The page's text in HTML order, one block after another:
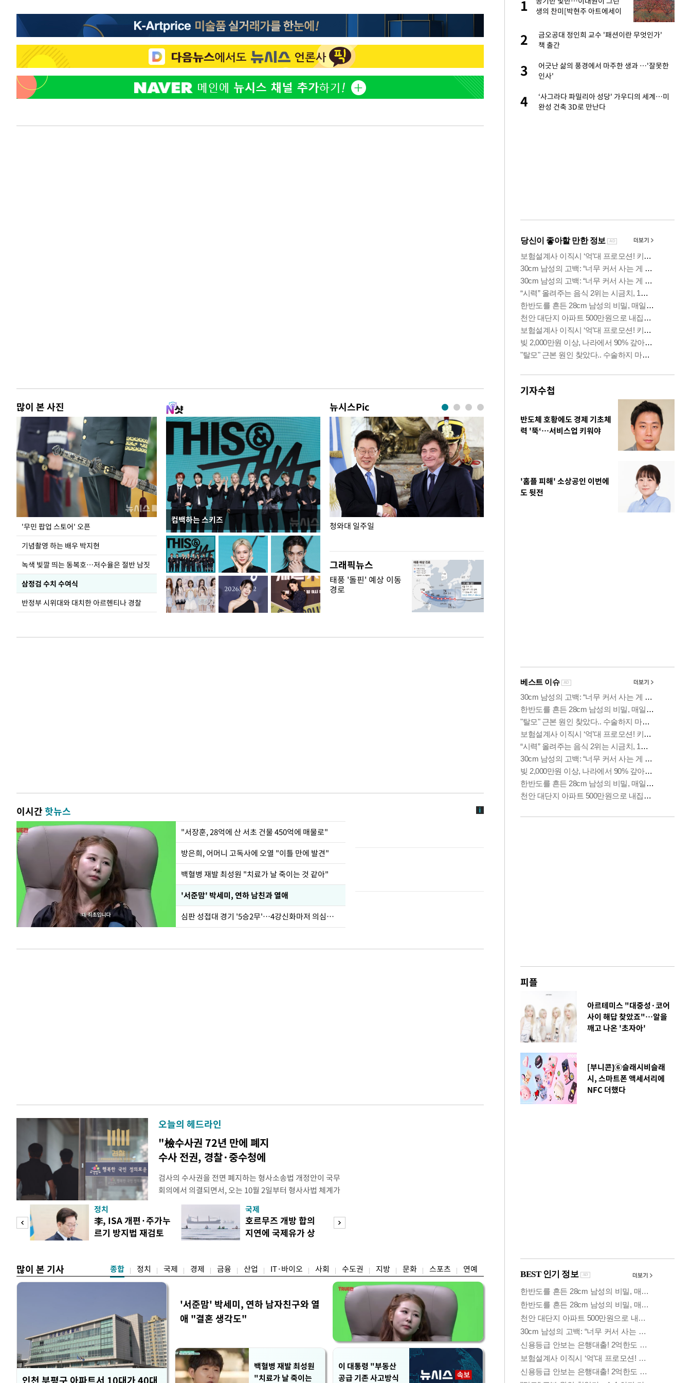
많이 본 사진
'무민 팝업 스토어' 오픈
기념촬영 하는 배우 박지현
녹색 빛깔 띄는 동복호…저수율은 절반 남짓
삼정검 수치 수여식
반정부 시위대와 대치한 아르헨티나 경찰
컴백하는 스키즈
뉴시스Pic
홈플러스, 67개 점포 가오픈… 13일 정식 개장 청와대 일주일
그래픽뉴스
태풍 '돌핀' 예상 이동
경로
이시간핫뉴스
"서장훈, 28억에 산 서초 건물 450억에 매물로"
방은희, 어머니 고독사에 오열 "이틀 만에 발견"
백혈병 재발 최성원 "치료가 날 죽이는 것 같아"
'서준맘' 박세미, 연하 남친과 열애
심판 성접대 경기 '5승2무'…4강신화마저 의심받아
오늘의 헤드라인
"檢수사권 72년 만에 폐지
수사 전권, 경찰·중수청에
검사의 수사권을 전면 폐지하는 형사소송법 개정안이 국무
회의에서 의결되면서, 오는 10월 2일부터 형사사법 체계가
전면 개편된다. 검사의 모든 수사권이 사라지고 경찰이 인지
사건부터 고소·고발 사건까지 수사 전반을 전담하게 된다. 8
일 법조계에 따르면 검사의 보완수사를 폐지하고 수사 주체
를 사법경찰관으로 일원화하는 내용의 형사소송법 일부개
정치
李, ISA 개편·주가누
르기 방지법 재검토
국제
호르무즈 개방 합의
지연에 국제유가 상
많이 본 기사 종합 정치 국제 경제 금융 산업 IT·바이오 사회 수도권 지방 문화 스포츠 연예
인천 부평구 아파트서 10대가 40대
'서준맘' 박세미, 연하 남자친구와 열
애 "결혼 생각도"
백혈병 재발 최성원
"치료가 날 죽이는
이 대통령 "부동산
공급 기존 사고방식
2
'서준맘' 박세미, 연하 남자친구와 열애 "결혼
생각도"
3
백혈병 재발 최성원 "치료가 날 죽이는 것 같
았다" 눈물
4
[속보]이 대통령 "부동산 공급 기존 사고방식
5
이 대통령, 6시간 부동산 회의서 공급 논
1
생의 찬미[박현주 아트에세이
2
금오공대 정인희 교수 '패션이란 무엇인가'
책 출간
3
어긋난 삶의 풍경에서 마주한 생과 …'잘못한
인사'
4
‘사그라다 파밀리아 성당' 가우디의 세계…미
완성 건축 3D로 만난다
기자수첩
반도체 호황에도 경제 기초체
력 '뚝‘…서비스업 키워야
'홈플 피해' 소상공인 이번에
도 뒷전
피플
아르테미스 "대중성·코어
사이 해답 찾았죠"…알을
깨고 나온 '초자아'
[부니콘]⑥슬래시비슬래
시, 스마트폰 액세서리에
NFC 더했다